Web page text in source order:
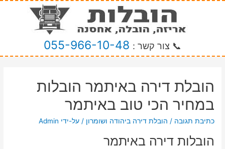
📞 צור קשר : 055-966-10-48
הובלת דירה באיתמר הובלות
במחיר הכי טוב באיתמר
כתיבת תגובה / הובלת דירה ביהודה ושומרון / על-ידי Admin
הובלות דירה באיתמר